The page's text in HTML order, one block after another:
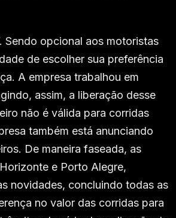
Sendo opcional aos motoristas
de escolher sua preferência
A empresa trabalhou em
assim, a liberação desse
não é válida para corridas
também está anunciando
De maneira faseada, as
e Porto Alegre,
novidades, concluindo todas as
no valor das corridas para